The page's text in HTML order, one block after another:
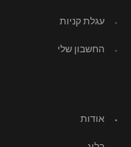
עגלת קניות
החשבון שלי
אודות